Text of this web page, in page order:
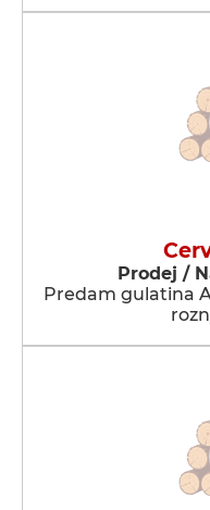
Prodej /
Predam gulatina